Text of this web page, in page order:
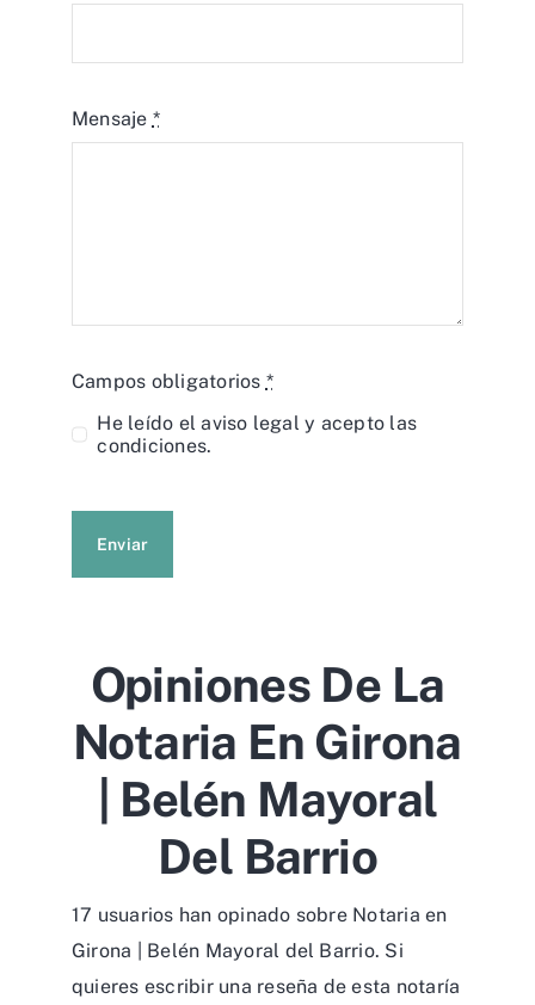
Mensaje *
Campos obligatorios *
He leído elaviso legal y acepto las
condiciones.
Enviar
Opiniones De La
Notaria En Girona
| Belén Mayoral
Del Barrio
17 usuarios han opinado sobre Notaria en
Girona | Belén Mayoral del Barrio. Si
quieres escribir una reseña de esta notaría